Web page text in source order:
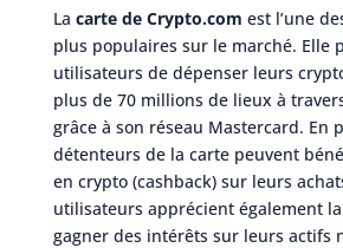
La carte de Crypto.com est l’une
plus populaires sur le marché. Elle
utilisateurs de dépenser leurs
plus de 70 millions de lieux à
grâce à son réseau Mastercard. En
détenteurs de la carte peuvent
en crypto (cashback) sur leurs
utilisateurs apprécient également
gagner des intérêts sur leurs actifs